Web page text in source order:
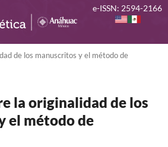
de los manuscritos y el método de
la originalidad de los
el método de
e-ISSN: 2594-2166